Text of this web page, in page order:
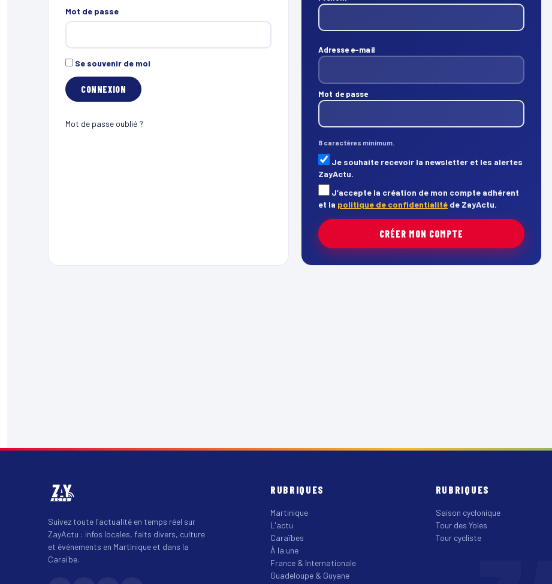
Mot de passe
Se souvenir de moi
Mot de passe oublié ?
Adresse e-mail
Mot de passe
8 caractères minimum.
Je souhaite recevoir la newsletter et les alertes
ZayActu.
J’accepte la création de mon compte adhérent
et la politique de confidentialité de ZayActu.
CRÉER MON COMPTE
Suivez toute l'actualité en temps réel sur
ZayActu : infos locales, faits divers, culture
et événements en Martinique et dans la
Caraïbe.
RUBRIQUES
Martinique
L'actu
Caraïbes
À la une
France & Internationale
Guadeloupe & Guyane
RUBRIQUES
Saison cyclonique
Tour des Yoles
Tour cycliste